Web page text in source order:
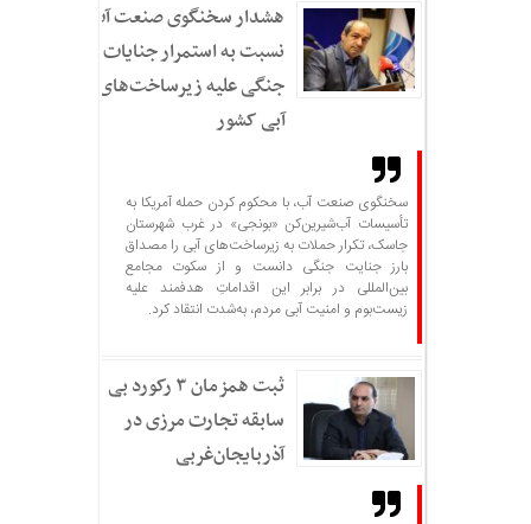
هشدار سخنگوی صنعت آب
نسبت به استمرار جنایات
جنگی علیه زیرساخت‌های
آبی کشور
سخنگوی صنعت آب، با محکوم کردن حمله آمریکا به
تأسیسات آب‌شیرین‌کن «بونجی» در غرب شهرستان
جاسک، تکرار حملات به زیرساخت‌های آبی را مصداق
بارز جنایت جنگی دانست و از سکوت مجامع
بین‌المللی در برابر این اقداماتِ هدفمند علیه
زیست‌بوم و امنیت آبی مردم، به‌شدت انتقاد کرد.
ثبت همزمان ۳ رکورد بی
سابقه تجارت مرزی در
آذربایجان‌غربی